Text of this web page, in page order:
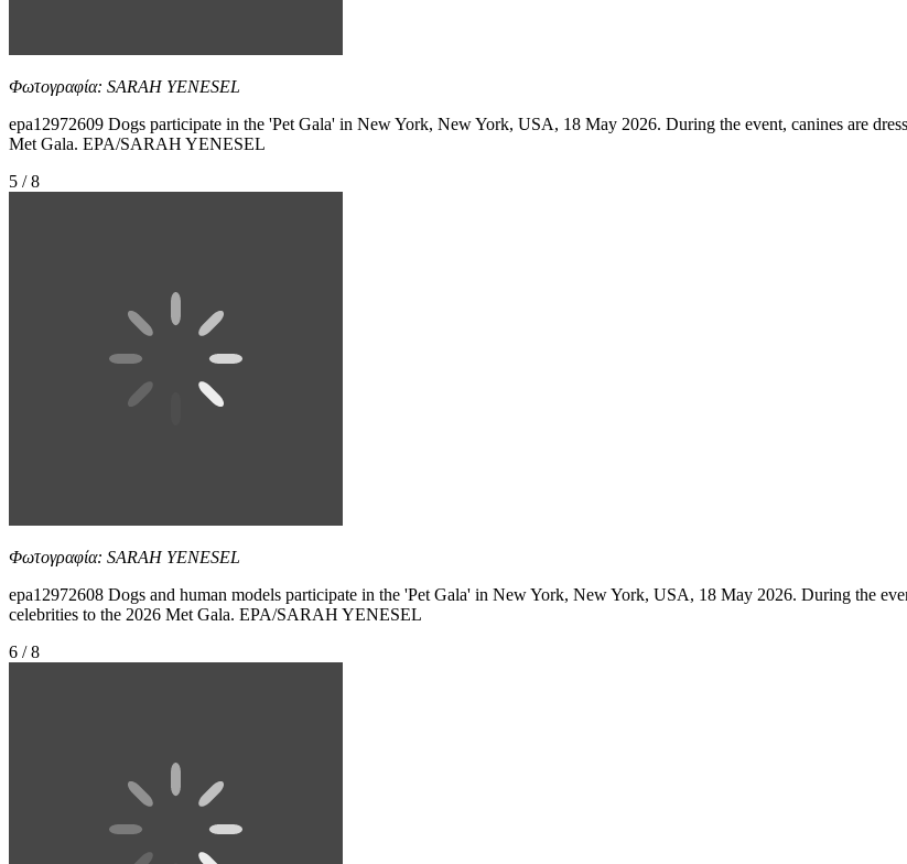
Φωτογραφία: SARAH YENESEL
epa12972609 Dogs participate in the 'Pet Gala' in New York, New York, USA, 18 May 2026. During the event, canines are
Met Gala. EPA/SARAH YENESEL
5 / 8
Φωτογραφία: SARAH YENESEL
epa12972608 Dogs and human models participate in the 'Pet Gala' in New York, New York, USA, 18 May 2026. During the
celebrities to the 2026 Met Gala. EPA/SARAH YENESEL
6 / 8